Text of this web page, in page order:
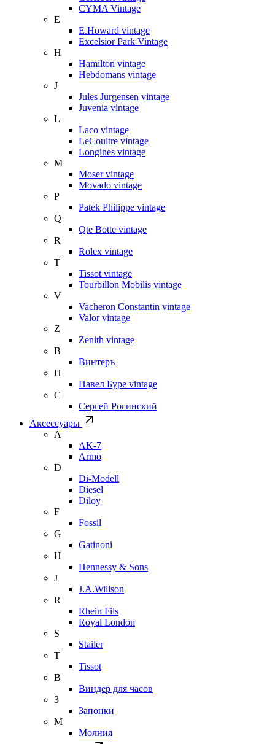
CYMA Vintage
E
E.Howard vintage
Excelsior Park Vintage
H
Hamilton vintage
Hebdomans vintage
J
Jules Jurgensen vintage
Juvenia vintage
L
Laco vintage
LeCoultre vintage
Longines vintage
M
Moser vintage
Movado vintage
P
Patek Philippe vintage
Q
Qte Botte vintage
R
Rolex vintage
T
Tissot vintage
Tourbillon Mobilis vintage
V
Vacheron Constantin vintage
Valor vintage
Z
Zenith vintage
В
Винтеръ
П
Павел Буре vintage
С
Сергей Рогинский
Аксессуары
A
AK-7
Armo
D
Di-Modell
Diesel
Diloy
F
Fossil
G
Gatinoni
H
Hennessy & Sons
J
J.A.Willson
R
Rhein Fils
Royal London
S
Stailer
T
Tissot
В
Виндер для часов
З
Запонки
М
Молния